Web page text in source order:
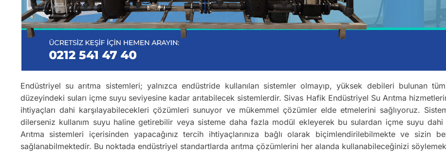
Endüstriyel su arıtma sistemleri; yalnızca endüstride kullanılan sistemler olmayıp, yüksek debileri bulunan
düzeyindeki suları içme suyu seviyesine kadar arıtabilecek sistemlerdir. Sivas Hafik Endüstriyel Su Arıtma
ihtiyaçları dahi karşılayabilecekleri çözümleri sunuyor ve mükemmel çözümler elde etmelerini sağlıyoruz.
dilerseniz kullanım suyu haline getirebilir veya sisteme daha fazla modül ekleyerek bu sulardan içme suyu
Arıtma sistemleri içerisinden yapacağınız tercih ihtiyaçlarınıza bağlı olarak biçimlendirilebilmekte ve sizin
sağlanabilmektedir. Bu noktada endüstriyel standartlarda arıtma çözümlerini her alanda kullanabileceğinizi